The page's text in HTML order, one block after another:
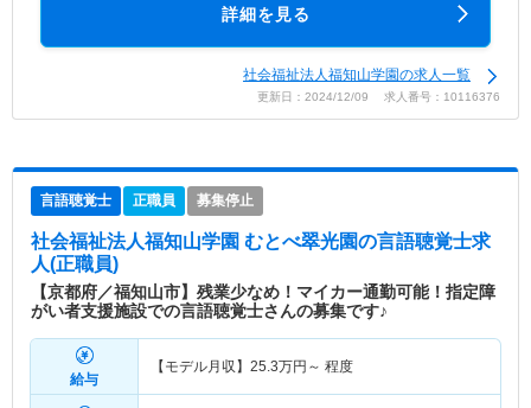
詳細を見る
社会福祉法人福知山学園の求人一覧
更新日：2024/12/09 求人番号：10116376
言語聴覚士 正職員 募集停止
社会福祉法人福知山学園 むとべ翠光園の言語聴覚士求
人(正職員)
【京都府／福知山市】残業少なめ！マイカー通勤可能！指定障
がい者支援施設での言語聴覚士さんの募集です♪
給与
【モデル月収】 25.3万円～ 程度